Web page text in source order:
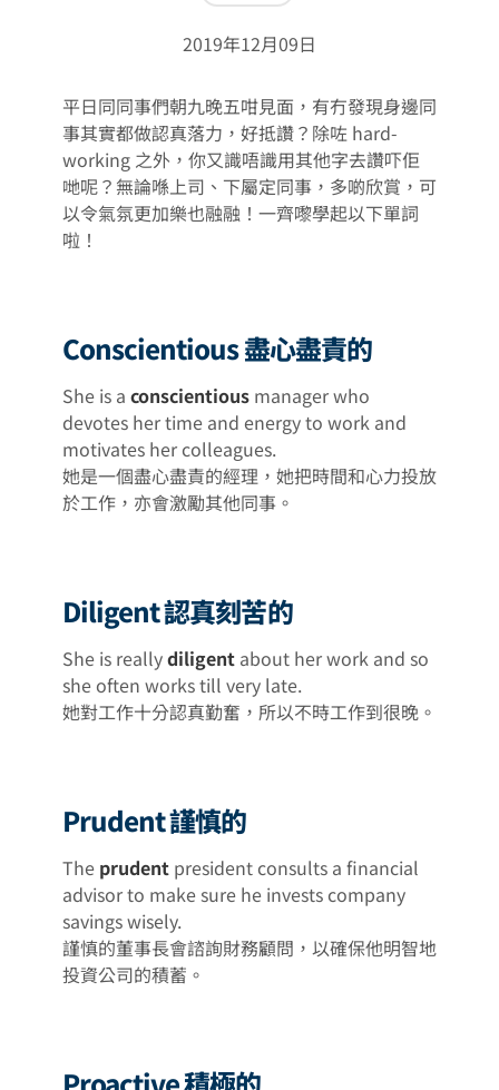
2019年12月09日
平日同同事們朝九晚五咁見面，有冇發現身邊同
事其實都做認真落力，好抵讚？除咗 hard-
working 之外，你又識唔識用其他字去讚吓佢
哋呢？無論喺上司、下屬定同事，多啲欣賞，可
以令氣氛更加樂也融融！一齊嚟學起以下單詞
啦！
Conscientious 盡心盡責的
She is a conscientious manager who
devotes her time and energy to work and
motivates her colleagues.
她是一個盡心盡責的經理，她把時間和心力投放
於工作，亦會激勵其他同事。
Diligent 認真刻苦的
She is reallydiligent about her work and so
she often works till very late.
她對工作十分認真勤奮，所以不時工作到很晚。
Prudent 謹慎的
The prudent president consults a financial
advisor to make sure he invests company
savings wisely.
謹慎的董事長會諮詢財務顧問，以確保他明智地
投資公司的積蓄。